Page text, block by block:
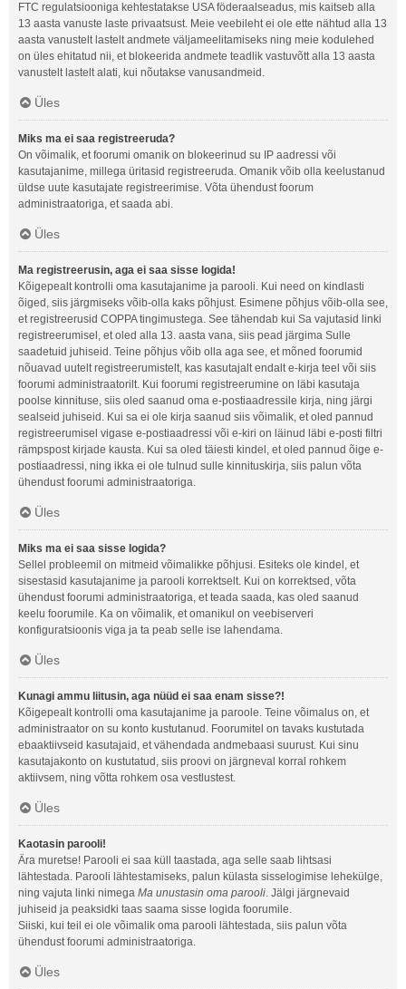
FTC regulatsiooniga kehtestatakse USA föderaalseadus, mis kaitseb alla
13 aasta vanuste laste privaatsust. Meie veebileht ei ole ette nähtud alla 13
aasta vanustelt lastelt andmete väljameelitamiseks ning meie kodulehed
on üles ehitatud nii, et blokeerida andmete teadlik vastuvõtt alla 13 aasta
vanustelt lastelt alati, kui nõutakse vanusandmeid.
Üles
Miks ma ei saa registreeruda?
On võimalik, et foorumi omanik on blokeerinud su IP aadressi või
kasutajanime, millega üritasid registreeruda. Omanik võib olla keelustanud
üldse uute kasutajate registreerimise. Võta ühendust foorum
administraatoriga, et saada abi.
Üles
Ma registreerusin, aga ei saa sisse logida!
Kõigepealt kontrolli oma kasutajanime ja parooli. Kui need on kindlasti
õiged, siis järgmiseks võib-olla kaks põhjust. Esimene põhjus võib-olla see,
et registreerusid COPPA tingimustega. See tähendab kui Sa vajutasid linki
registreerumisel, et oled alla 13. aasta vana, siis pead järgima Sulle
saadetuid juhiseid. Teine põhjus võib olla aga see, et mõned foorumid
nõuavad uutelt registreerumistelt, kas kasutajalt endalt e-kirja teel või siis
foorumi administraatorilt. Kui foorumi registreerumine on läbi kasutaja
poolse kinnituse, siis oled saanud oma e-postiaadressile kirja, ning järgi
sealseid juhiseid. Kui sa ei ole kirja saanud siis võimalik, et oled pannud
registreerumisel vigase e-postiaadressi või e-kiri on läinud läbi e-posti filtri
rämpspost kirjade kausta. Kui sa oled täiesti kindel, et oled pannud õige e-
postiaadressi, ning ikka ei ole tulnud sulle kinnituskirja, siis palun võta
ühendust foorumi administraatoriga.
Üles
Miks ma ei saa sisse logida?
Sellel probleemil on mitmeid võimalikke põhjusi. Esiteks ole kindel, et
sisestasid kasutajanime ja parooli korrektselt. Kui on korrektsed, võta
ühendust foorumi administraatoriga, et teada saada, kas oled saanud
keelu foorumile. Ka on võimalik, et omanikul on veebiserveri
konfiguratsioonis viga ja ta peab selle ise lahendama.
Üles
Kunagi ammu liitusin, aga nüüd ei saa enam sisse?!
Kõigepealt kontrolli oma kasutajanime ja paroole. Teine võimalus on, et
administraator on su konto kustutanud. Foorumitel on tavaks kustutada
ebaaktiivseid kasutajaid, et vähendada andmebaasi suurust. Kui sinu
kasutajakonto on kustutatud, siis proovi on järgneval korral rohkem
aktiivsem, ning võtta rohkem osa vestlustest.
Üles
Kaotasin parooli!
Ära muretse! Parooli ei saa küll taastada, aga selle saab lihtsasi
lähtestada. Parooli lähtestamiseks, palun külasta sisselogimise lehekülge,
ning vajuta linki nimega Ma unustasin oma parooli. Jälgi järgnevaid
juhiseid ja peaksidki taas saama sisse logida foorumile.
Siiski, kui teil ei ole võimalik oma parooli lähtestada, siis palun võta
ühendust foorumi administraatoriga.
Üles